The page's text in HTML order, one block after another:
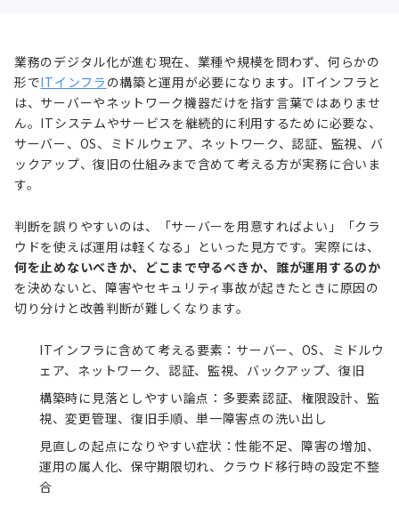
業務のデジタル化が進む現在、業種や規模を問わず、何らかの
形でITインフラ の構築と運用が必要になります。ITインフラと
は、サーバーやネットワーク機器だけを指す言葉ではありませ
ん。ITシステムやサービスを継続的に利用するために必要な、
サーバー、OS、ミドルウェア、ネットワーク、認証、監視、バ
ックアップ、復旧の仕組みまで含めて考える方が実務に合いま
す。
判断を誤りやすいのは、「サーバーを用意すればよい」「クラ
ウドを使えば運用は軽くなる」といった見方です。実際には、
何を止めないべきか、どこまで守るべきか、誰が運用するのか
を決めないと、障害やセキュリティ事故が起きたときに原因の
切り分けと改善判断が難しくなります。
ITインフラに含めて考える要素：サーバー、OS、ミドルウ
ェア、ネットワーク、認証、監視、バックアップ、復旧
構築時に見落としやすい論点： 多要素認証、権限設計、監
視、変更管理、復旧手順、単一障害点の洗い出し
見直しの起点になりやすい症状：性能不足、障害の増加、
運用の属人化、保守期限切れ、クラウド移行時の設定不整
合